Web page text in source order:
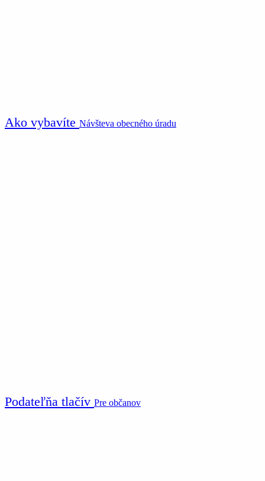
Ako vybavíte Návšteva obecného úradu
Podateľňa tlačív Pre občanov